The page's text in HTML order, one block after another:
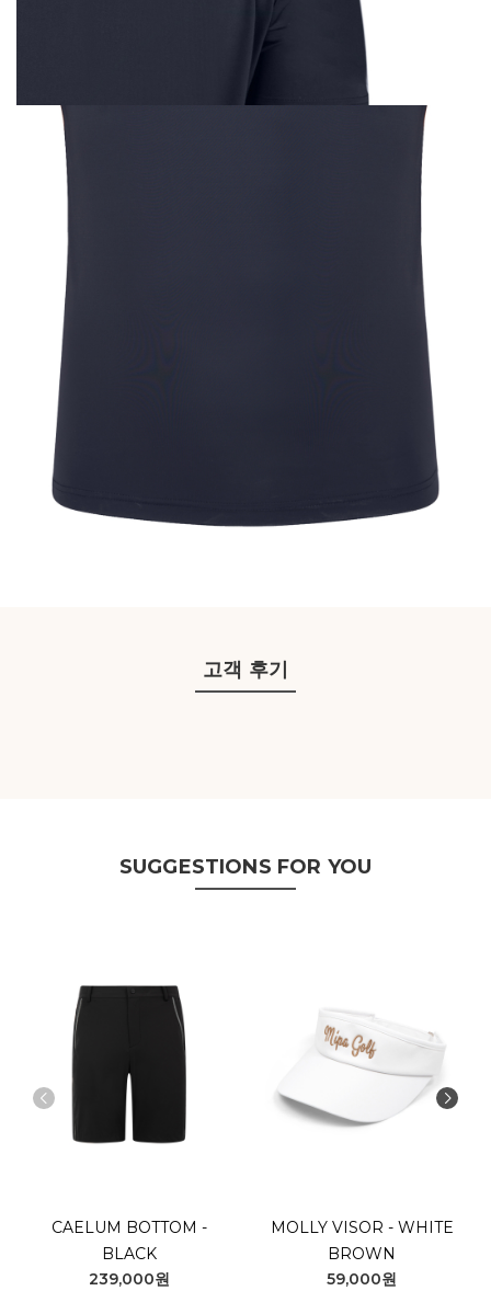
고객 후기
SUGGESTIONS FOR YOU
CAELUM BOTTOM -
BLACK
239,000원
MOLLY VISOR - WHITE
BROWN
59,000원